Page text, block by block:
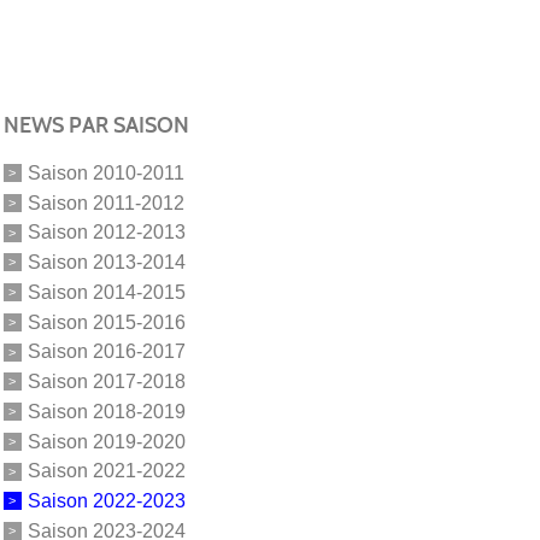
NEWS PAR SAISON
Saison 2010-2011
Saison 2011-2012
Saison 2012-2013
Saison 2013-2014
Saison 2014-2015
Saison 2015-2016
Saison 2016-2017
Saison 2017-2018
Saison 2018-2019
Saison 2019-2020
Saison 2021-2022
Saison 2022-2023
Saison 2023-2024